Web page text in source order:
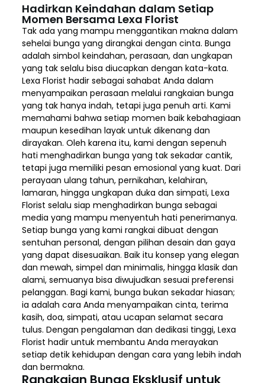
Hadirkan Keindahan dalam Setiap
Momen Bersama Lexa Florist
Tak ada yang mampu menggantikan makna dalam
sehelai bunga yang dirangkai dengan cinta. Bunga
adalah simbol keindahan, perasaan, dan ungkapan
yang tak selalu bisa diucapkan dengan kata-kata.
Lexa Florist hadir sebagai sahabat Anda dalam
menyampaikan perasaan melalui rangkaian bunga
yang tak hanya indah, tetapi juga penuh arti. Kami
memahami bahwa setiap momen baik kebahagiaan
maupun kesedihan layak untuk dikenang dan
dirayakan. Oleh karena itu, kami dengan sepenuh
hati menghadirkan bunga yang tak sekadar cantik,
tetapi juga memiliki pesan emosional yang kuat. Dari
perayaan ulang tahun, pernikahan, kelahiran,
lamaran, hingga ungkapan duka dan simpati, Lexa
Florist selalu siap menghadirkan bunga sebagai
media yang mampu menyentuh hati penerimanya.
Setiap bunga yang kami rangkai dibuat dengan
sentuhan personal, dengan pilihan desain dan gaya
yang dapat disesuaikan. Baik itu konsep yang elegan
dan mewah, simpel dan minimalis, hingga klasik dan
alami, semuanya bisa diwujudkan sesuai preferensi
pelanggan. Bagi kami, bunga bukan sekadar hiasan;
ia adalah cara Anda menyampaikan cinta, terima
kasih, doa, simpati, atau ucapan selamat secara
tulus. Dengan pengalaman dan dedikasi tinggi, Lexa
Florist hadir untuk membantu Anda merayakan
setiap detik kehidupan dengan cara yang lebih indah
dan bermakna.
Rangkaian Bunga Eksklusif untuk